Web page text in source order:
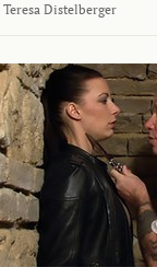
Teresa Distelberger